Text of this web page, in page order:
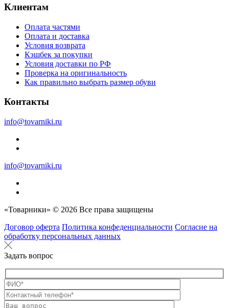
Клиентам
Оплата частями
Оплата и доставка
Условия возврата
Кэшбек за покупки
Условия доставки по РФ
Проверка на оригинальность
Как правильно выбрать размер обуви
Контакты
info@tovarniki.ru
info@tovarniki.ru
«Товарники» © 2026 Все права защищены
Договор оферта Политика конфеденциальности Согласие на
обработку персональных данных
Задать вопрос